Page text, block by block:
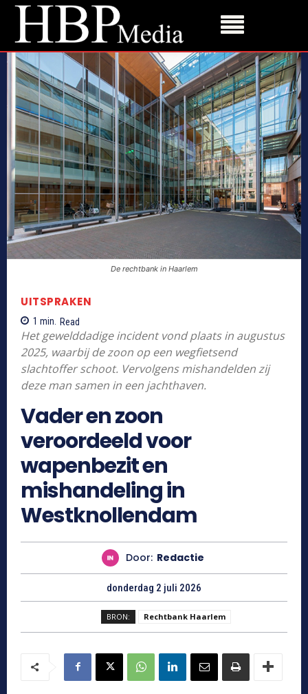
De rechtbank in Haarlem
UITSPRAKEN
1 min. Read
Het gewelddadige incident vond plaats in augustus
2025, waarbij de zoon op een wegfietsend
slachtoffer schoot. Vervolgens mishandelden zij
deze man samen in een jachthaven.
Vader en zoon
veroordeeld voor
wapenbezit en
mishandeling in
Westknollendam
Door: Redactie
donderdag 2 juli 2026
BRON: Rechtbank Haarlem